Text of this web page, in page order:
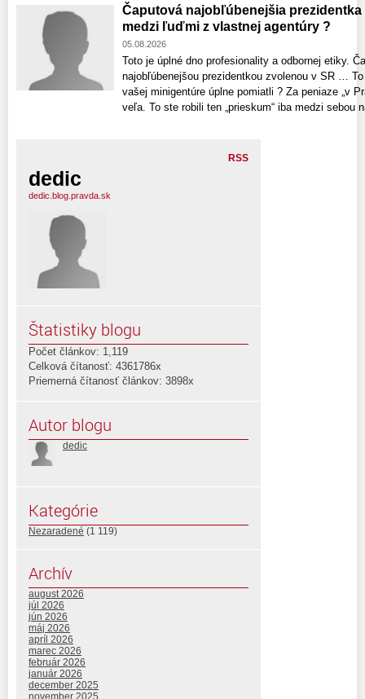
Čaputová najobľúbenejšia
medzi ľuďmi z vlastnej agentúry ?
05.08.2026
Toto je úplné dno profesionality a odbornej etiky.
najobľúbenejšou prezidentkou zvolenou v SR …
vašej minigentúre úplne pomiatli ? Za peniaze „v
veľa. To ste robili ten „prieskum“ iba medzi sebou
RSS
dedic
dedic.blog.pravda.sk
Štatistiky blogu
Počet článkov: 1,119
Celková čítanosť: 4361786x
Priemerná čítanosť článkov: 3898x
Autor blogu
dedic
Kategórie
Nezaradené (1 119)
Archív
august 2026
júl 2026
jún 2026
máj 2026
apríl 2026
marec 2026
február 2026
január 2026
december 2025
november 2025